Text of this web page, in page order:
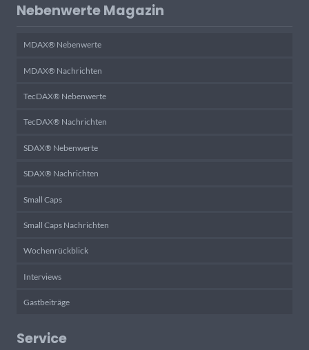
Nebenwerte Magazin
MDAX® Nebenwerte
MDAX® Nachrichten
TecDAX® Nebenwerte
TecDAX® Nachrichten
SDAX® Nebenwerte
SDAX® Nachrichten
Small Caps
Small Caps Nachrichten
Wochenrückblick
Interviews
Gastbeiträge
Service